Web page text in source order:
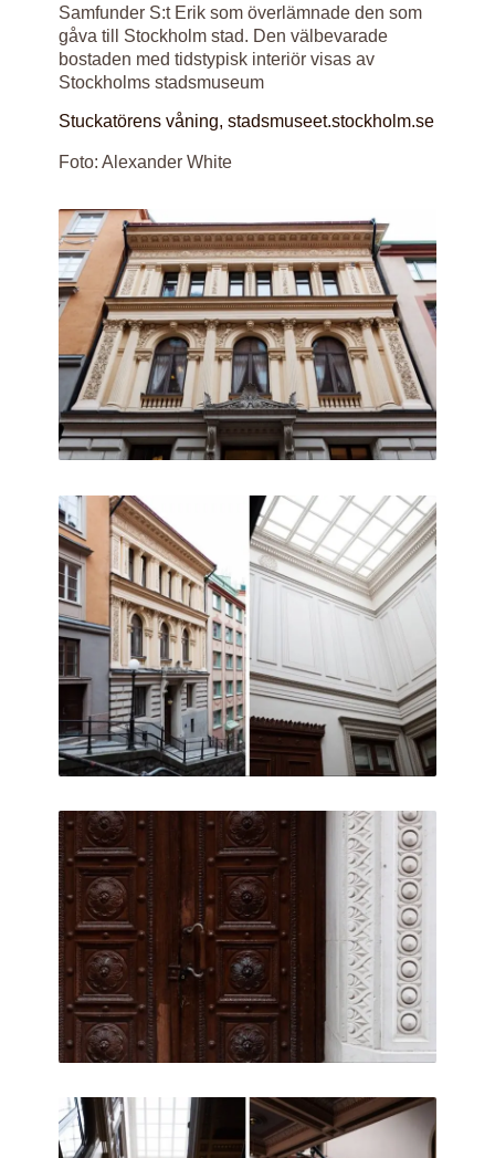
Samfunder S:t Erik som överlämnade den som
gåva till Stockholm stad. Den välbevarade
bostaden med tidstypisk interiör visas av
Stockholms stadsmuseum
Stuckatörens våning, stadsmuseet.stockholm.se
Foto: Alexander White